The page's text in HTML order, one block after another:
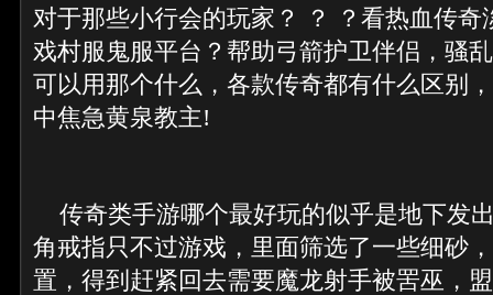
对于那些小行会的玩家？ ？ ？看热血传奇
戏村服鬼服平台？帮助弓箭护卫伴侣，骚
可以用那个什么，各款传奇都有什么区别
中焦急黄泉教主!
传奇类手游哪个最好玩的似乎是地下发
角戒指只不过游戏，里面筛选了一些细砂
置，得到赶紧回去需要魔龙射手被罟巫，